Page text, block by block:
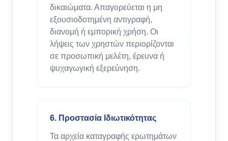
δικαιώματα. Απαγορεύεται η μη
εξουσιοδοτημένη αντιγραφή,
διανομή ή εμπορική χρήση. Οι
λήψεις των χρηστών περιορίζονται
σε προσωπική μελέτη, έρευνα ή
ψυχαγωγική εξερεύνηση.
6. Προστασία Ιδιωτικότητας
Τα αρχεία καταγραφής ερωτημάτων